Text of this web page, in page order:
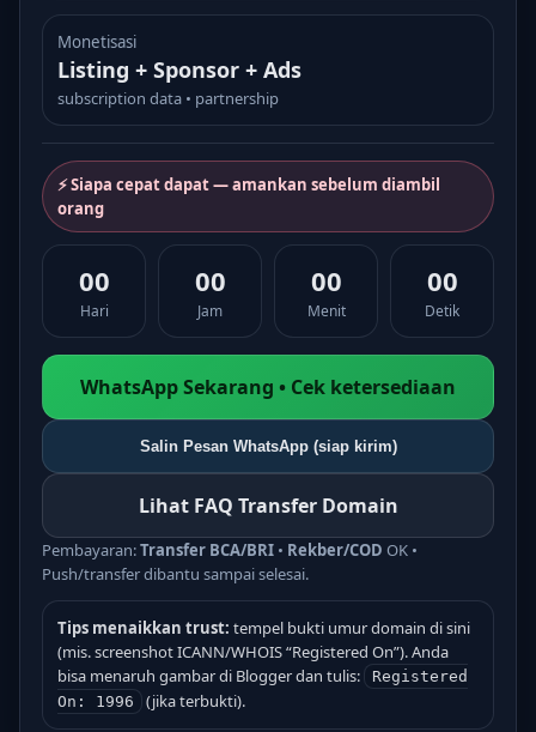
Monetisasi
Listing + Sponsor + Ads
subscription data • partnership
⚡ Siapa cepat dapat — amankan sebelum diambil
orang
00
Hari
00
Jam
00
Menit
00
Detik
WhatsApp Sekarang • Cek ketersediaan
Salin Pesan WhatsApp (siap kirim)
Lihat FAQ Transfer Domain
Pembayaran:Transfer BCA/BRI • Rekber/COD OK •
Push/transfer dibantu sampai selesai.
Tips menaikkan trust: tempel bukti umur domain di sini
(mis. screenshot ICANN/WHOIS “Registered On”). Anda
bisa menaruh gambar di Blogger dan tulis:
Registered
On: 1996
(jika terbukti).